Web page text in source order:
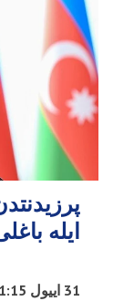
ایله
31 اییول 21:15